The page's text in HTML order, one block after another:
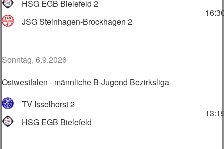
HSG EGB Bielefeld 2
JSG Steinhagen-Brockhagen 2
Sonntag, 6.9.2026
Ostwestfalen - männliche B-Jugend Bezirksliga
TV Isselhorst 2
HSG EGB Bielefeld